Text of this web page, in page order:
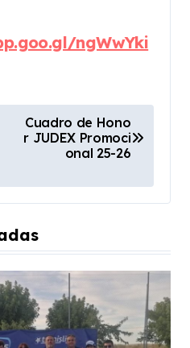
ngWwYki
Cuadro de Hono
r JUDEX Promoci
onal 25-26